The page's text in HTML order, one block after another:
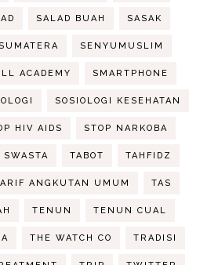
SALAD BUAH SASAK
SENYUMUSLIM
ACADEMY SMARTPHONE
SOSIOLOGI KESEHATAN
HIV AIDS STOP NARKOBA
SWASTA TABOT TAHFIDZ
ANGKUTAN UMUM TAS
TENUN TENUN CUAL
THE WATCH CO TRADISI